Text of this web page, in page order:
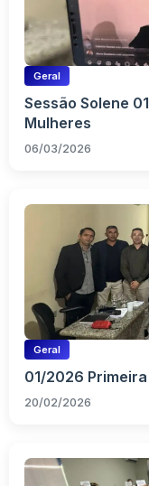
Geral
Sessão Solene
Mulheres
06/03/2026
Geral
01/2026
20/02/2026